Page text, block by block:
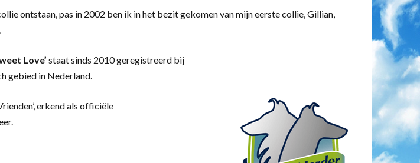
ontstaan, pas in 2002 ben ik in het bezit gekomen van mijn eerste collie, Gillian,
Love’ staat sinds 2010 geregistreerd bij
gebied in Nederland.
erkend als officiële